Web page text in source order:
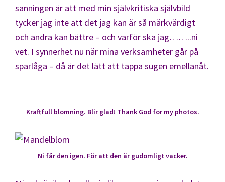
sanningen är att med min självkritiska självbild
tycker jag inte att det jag kan är så märkvärdigt
och andra kan bättre – och varför ska jag……..ni
vet. I synnerhet nu när mina verksamheter går på
sparlåga – då är det lätt att tappa sugen emellanåt.
Kraftfull blomning. Blir glad! Thank God for my photos.
Ni får den igen. För att den är gudomligt vacker.